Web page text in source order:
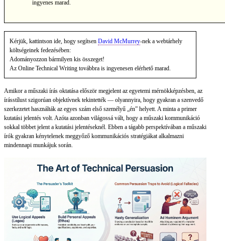
ingyenes marad.
Kérjük, kattintson ide, hogy segítsen David McMurrey-nek a webtárhely
költségeinek fedezésében:
Adományozzon bármilyen kis összeget!
Az Online Technical Writing továbbra is ingyenesen elérhető marad.
Amikor a műszaki írás oktatása először megjelent az egyetemi mérnökképzésben, az
írásstílust szigorúan objektívnek tekintették — olyannyira, hogy gyakran a szenvedő
szerkezetet használták az egyes szám első személyű „én” helyett. A minta a primer
kutatási jelentés volt. Azóta azonban világossá vált, hogy a műszaki kommunikáció
sokkal többet jelent a kutatási jelentéseknél. Ebben a tágabb perspektívában a műszaki
írók gyakran kénytelenek meggyőző kommunikációs stratégiákat alkalmazni
mindennapi munkájuk során.